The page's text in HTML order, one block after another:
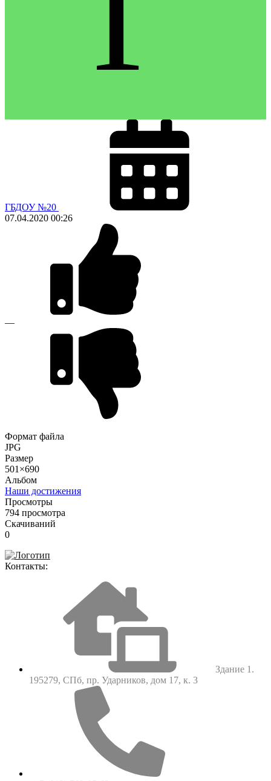
ГБДОУ №20
07.04.2020 00:26
—
Формат файла
JPG
Размер
501×690
Альбом
Наши достижения
Просмотры
794 просмотра
Скачиваний
0
Контакты:
Здание 1.
195279, СПб, пр. Ударников, дом 17, к. 3